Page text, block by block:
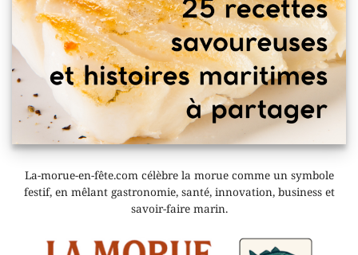
La-morue-en-fête.com célèbre la morue comme un symbole
festif, en mêlant gastronomie, santé, innovation, business et
savoir-faire marin.